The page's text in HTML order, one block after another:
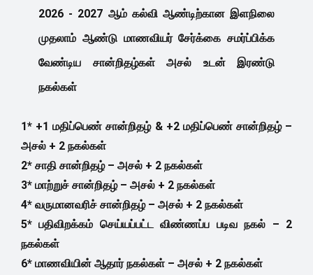
2026 - 2027 ஆம் கல்வி ஆண்டிற்கான இளநிலை
முதலாம் ஆண்டு மாணவியர் சேர்க்கை சமர்ப்பிக்க
வேண்டிய சான்றிதழ்கள் அசல் உடன் இரண்டு
நகல்கள்
1* +1 மதிப்பெண் சான்றிதழ் & +2 மதிப்பெண் சான்றிதழ் –
அசல் + 2 நகல்கள்
2* சாதி சான்றிதழ் – அசல் + 2 நகல்கள்
3* மாற்றுச் சான்றிதழ் – அசல் + 2 நகல்கள்
4* வருமானவரிச் சான்றிதழ் – அசல் + 2 நகல்கள்
5* பதிவிறக்கம் செய்யப்பட்ட விண்ணப்ப படிவ நகல் – 2
நகல்கள்
6* மாணவியின் ஆதார் நகல்கள் – அசல் + 2 நகல்கள்